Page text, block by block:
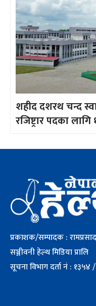
शहीद दशरथ चन्द
रजिष्ट्रार पदका
प्रकाशक/सम्पादक :
सञ्जीवनी हेल्थ मिडिया प्रालि
सूचना विभाग दर्ता नं :